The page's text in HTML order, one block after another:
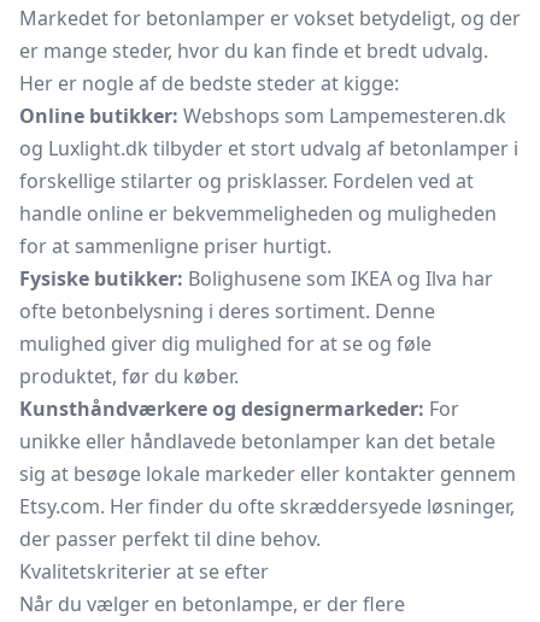
Markedet for betonlamper er vokset betydeligt, og der
er mange steder, hvor du kan finde et bredt udvalg.
Her er nogle af de bedste steder at kigge:
Online butikker: Webshops som Lampemesteren.dk
og Luxlight.dk tilbyder et stort udvalg af betonlamper i
forskellige stilarter og prisklasser. Fordelen ved at
handle online er bekvemmeligheden og muligheden
for at sammenligne priser hurtigt.
Fysiske butikker: Bolighusene som IKEA og Ilva har
ofte betonbelysning i deres sortiment. Denne
mulighed giver dig mulighed for at se og føle
produktet, før du køber.
Kunsthåndværkere og designermarkeder: For
unikke eller håndlavede betonlamper kan det betale
sig at besøge lokale markeder eller kontakter gennem
Etsy.com. Her finder du ofte skræddersyede løsninger,
der passer perfekt til dine behov.
Kvalitetskriterier at se efter
Når du vælger en betonlampe, er der flere